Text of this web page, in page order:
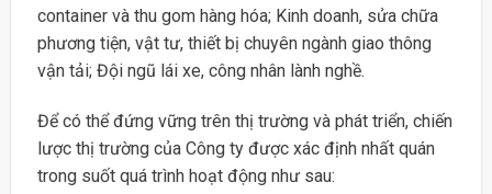
container và thu gom hàng hóa; Kinh doanh, sửa chữa
phương tiện, vật tư, thiết bị chuyên ngành giao thông
vận tải; Đội ngũ lái xe, công nhân lành nghề.
Để có thể đứng vững trên thị trường và phát triển, chiến
lược thị trường của Công ty được xác định nhất quán
trong suốt quá trình hoạt động như sau: